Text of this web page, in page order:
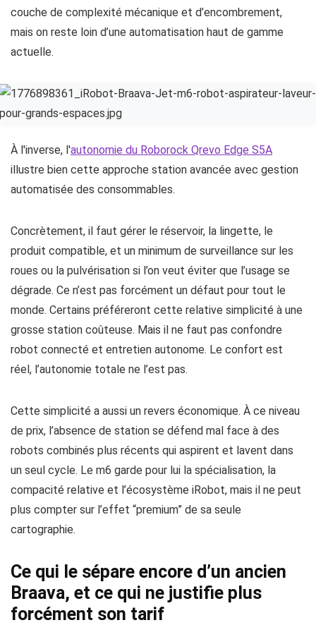
couche de complexité mécanique et d’encombrement,
mais on reste loin d’une automatisation haut de gamme
actuelle.
À l'inverse, l'autonomie du Roborock Qrevo Edge S5A
illustre bien cette approche station avancée avec gestion
automatisée des consommables.
Concrètement, il faut gérer le réservoir, la lingette, le
produit compatible, et un minimum de surveillance sur les
roues ou la pulvérisation si l’on veut éviter que l’usage se
dégrade. Ce n’est pas forcément un défaut pour tout le
monde. Certains préféreront cette relative simplicité à une
grosse station coûteuse. Mais il ne faut pas confondre
robot connecté et entretien autonome. Le confort est
réel, l’autonomie totale ne l’est pas.
Cette simplicité a aussi un revers économique. À ce niveau
de prix, l’absence de station se défend mal face à des
robots combinés plus récents qui aspirent et lavent dans
un seul cycle. Le m6 garde pour lui la spécialisation, la
compacité relative et l’écosystème iRobot, mais il ne peut
plus compter sur l’effet “premium” de sa seule
cartographie.
Ce qui le sépare encore d’un ancien
Braava, et ce qui ne justifie plus
forcément son tarif